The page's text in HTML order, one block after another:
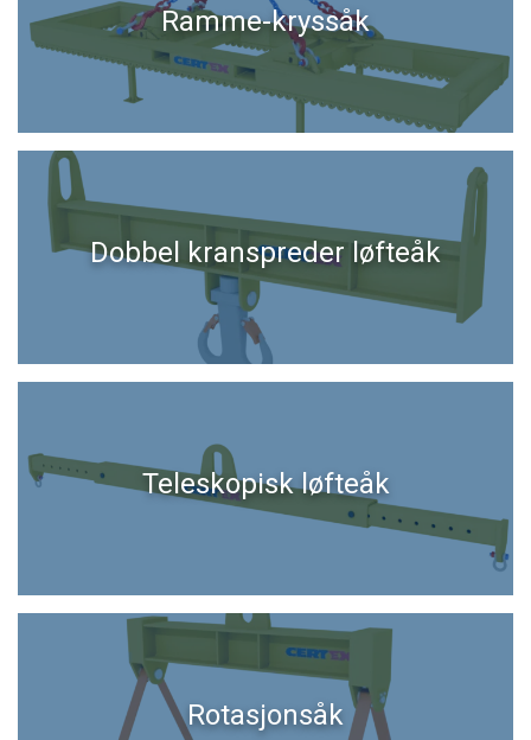
Ramme-kryssåk
Dobbel kranspreder løfteåk
Teleskopisk løfteåk
Rotasjonsåk
DECLINE ALL
SHOW DETAILS